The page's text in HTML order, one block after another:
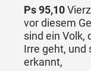
Ps 95,10
vor diesem
sind ein Volk,
Irre geht, und
erkannt,